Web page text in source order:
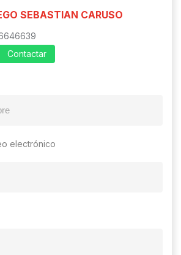
SEBASTIAN CARUSO
Contactar
electrónico